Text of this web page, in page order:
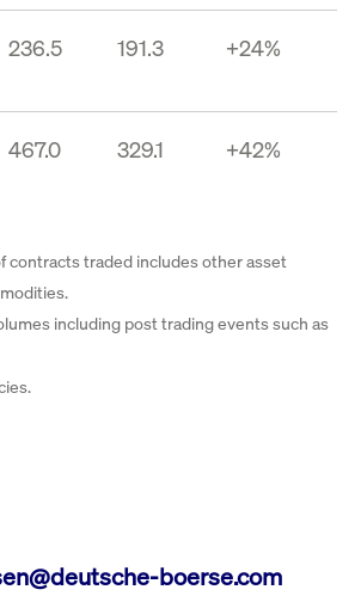
236.5 191.3 +24%
467.0 329.1 +42%
contracts traded includes other asset
including post trading events such as
boerse.com